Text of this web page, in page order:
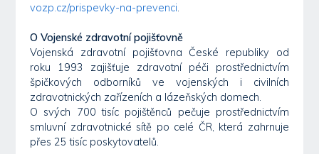
vozp.cz/prispevky-na-prevenci
O Vojenské zdravotní pojišťovně
Vojenská zdravotní pojišťovna České republiky od
roku 1993 zajišťuje zdravotní péči prostřednictvím
špičkových odborníků ve vojenských i civilních
zdravotnických zařízeních a lázeňských domech.
O svých 700 tisíc pojištěnců pečuje prostřednictvím
smluvní zdravotnické sítě po celé ČR, která zahrnuje
přes 25 tisíc poskytovatelů.